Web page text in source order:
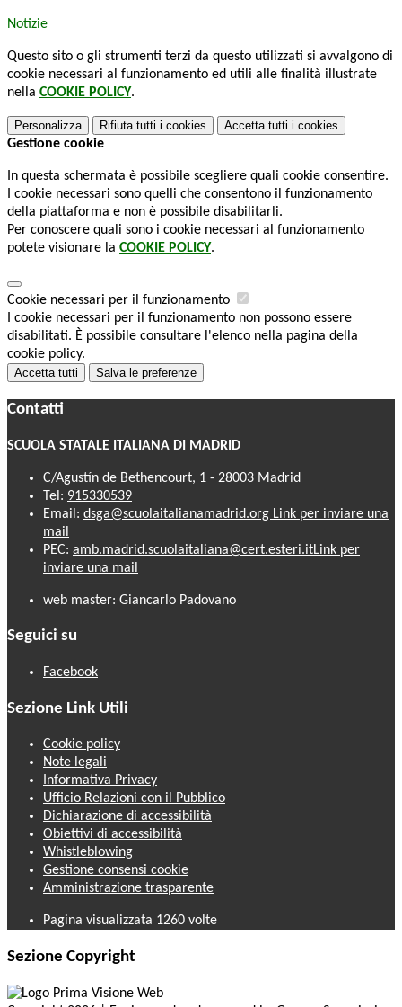
Notizie
Questo sito o gli strumenti terzi da questo utilizzati si avvalgono di
cookie necessari al funzionamento ed utili alle finalità illustrate
nella COOKIE POLICY.
Personalizza Rifiuta tutti i cookies Accetta tutti i cookies
Gestione cookie
In questa schermata è possibile scegliere quali cookie consentire.
I cookie necessari sono quelli che consentono il funzionamento
della piattaforma e non è possibile disabilitarli.
Per conoscere quali sono i cookie necessari al funzionamento
potete visionare la COOKIE POLICY.
Cookie necessari per il funzionamento
I cookie necessari per il funzionamento non possono essere
disabilitati. È possibile consultare l'elenco nella pagina della
cookie policy.
Accetta tutti Salva le preferenze
Contatti
SCUOLA STATALE ITALIANA DI MADRID
C/Agustín de Bethencourt, 1 - 28003 Madrid
Tel: 915330539
Email: dsga@scuolaitalianamadrid.org Link per inviare una
mail
PEC: amb.madrid.scuolaitaliana@cert.esteri.itLink per
inviare una mail
web master: Giancarlo Padovano
Seguici su
Facebook
Sezione Link Utili
Cookie policy
Note legali
Informativa Privacy
Ufficio Relazioni con il Pubblico
Dichiarazione di accessibilità
Obiettivi di accessibilità
Whistleblowing
Gestione consensi cookie
Amministrazione trasparente
Pagina visualizzata 1260 volte
Sezione Copyright